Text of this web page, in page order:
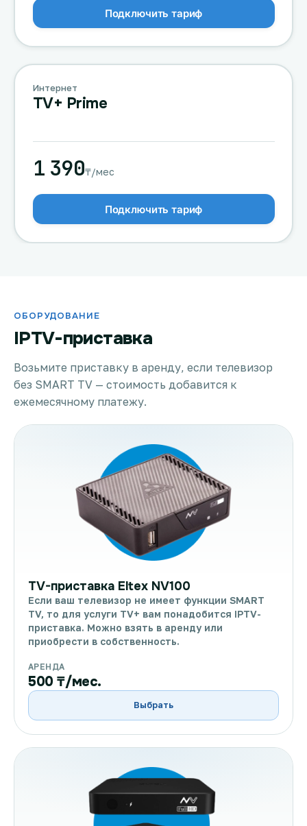
Подключить тариф
Интернет
TV+ Prime
1 390₸/мес
Подключить тариф
ОБОРУДОВАНИЕ
IPTV-приставка
Возьмите приставку в аренду, если телевизор
без SMART TV — стоимость добавится к
ежемесячному платежу.
TV-приставка Eltex NV100
Если ваш телевизор не имеет функции SMART
TV, то для услуги TV+ вам понадобится IPTV-
приставка. Можно взять в аренду или
приобрести в собственность.
АРЕНДА
500 ₸/мес.
Выбрать